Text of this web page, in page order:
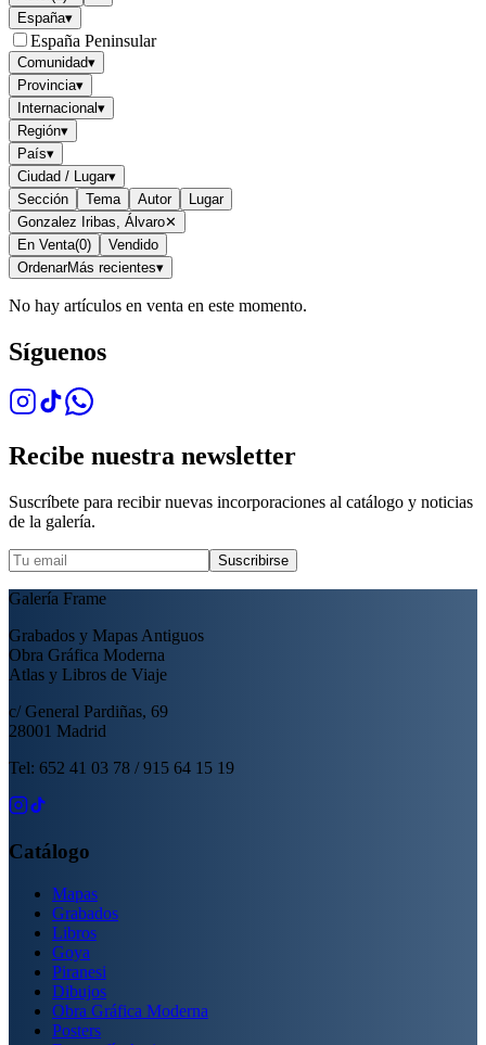
España▾
España Peninsular
Comunidad▾
Provincia▾
Internacional▾
Región▾
País▾
Ciudad / Lugar▾
Sección
Tema Autor
Lugar
Gonzalez Iribas, Álvaro✕
En Venta(0)
Vendido
OrdenarMás recientes▾
No hay artículos en venta en este momento.
Síguenos
Recibe nuestra newsletter
Suscríbete para recibir nuevas incorporaciones al catálogo y noticias
de la galería.
Suscribirse
Galería Frame
Grabados y Mapas Antiguos
Obra Gráfica Moderna
Atlas y Libros de Viaje
c/ General Pardiñas, 69
28001 Madrid
Tel: 652 41 03 78 / 915 64 15 19
Catálogo
Mapas
Grabados
Libros
Goya
Piranesi
Dibujos
Obra Gráfica Moderna
Posters